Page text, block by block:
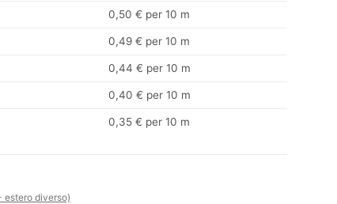
0,50 € per 10 m
0,49 € per 10 m
0,44 € per 10 m
0,40 € per 10 m
0,35 € per 10 m
estero diverso)